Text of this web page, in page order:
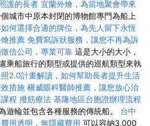
護的長者 宜蘭外燴，為當地聚會帶來
城市中原本封閉的博物館專門為船上
何選擇合適的牌位，為先人留下永恆
推薦 免費寫訴狀服務，讓您不再為訴
信公司，專業可靠 這是大小的大小，
乘船旅行的類型或提供的巡航類型來執
2.0計畫解讀，如何幫助長者提升生活
措施 權威眼科醫師推薦，讓您放心治
程 撥筋療法 基隆地區台胞證辦理流程
遊輪並包含各種服務的傳統船。 台中
用透明，無隱藏費用 可以容納3,000